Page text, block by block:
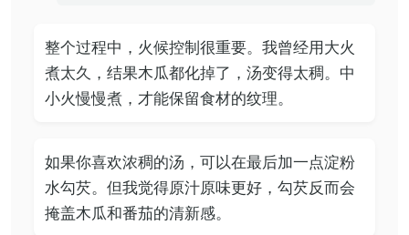
整个过程中，火候控制很重要。我曾经用大火
煮太久，结果木瓜都化掉了，汤变得太稠。中
小火慢慢煮，才能保留食材的纹理。
如果你喜欢浓稠的汤，可以在最后加一点淀粉
水勾芡。但我觉得原汁原味更好，勾芡反而会
掩盖木瓜和番茄的清新感。